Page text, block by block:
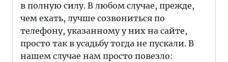
в полную силу. В любом случае, прежде,
чем ехать, лучше созвониться по
телефону, указанному у них на сайте,
просто так в усадьбу тогда не пускали. В
нашем случае нам просто повезло: